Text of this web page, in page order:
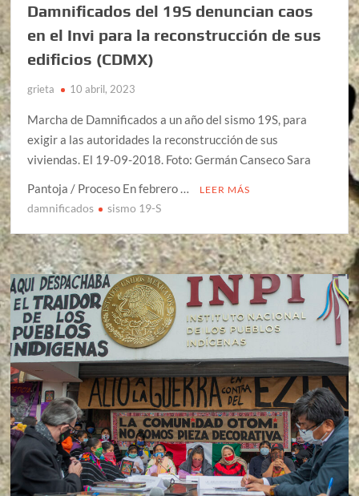
Damnificados del 19S denuncian caos
en el Invi para la reconstrucción de sus
edificios (CDMX)
grieta 10 abril, 2023
Marcha de Damnificados a un año del sismo 19S, para
exigir a las autoridades la reconstrucción de sus
viviendas. El 19-09-2018. Foto: Germán Canseco Sara
Pantoja / Proceso En febrero …
LEER MÁS
damnificados sismo 19-S